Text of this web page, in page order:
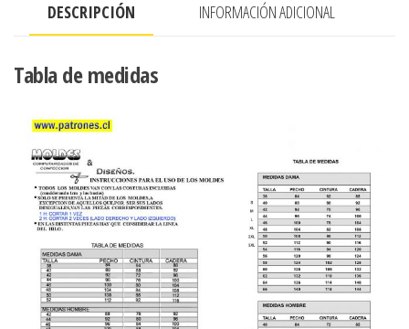
cantidad
DESCRIPCIÓN INFORMACIÓN ADICIONAL
Tabla de medidas